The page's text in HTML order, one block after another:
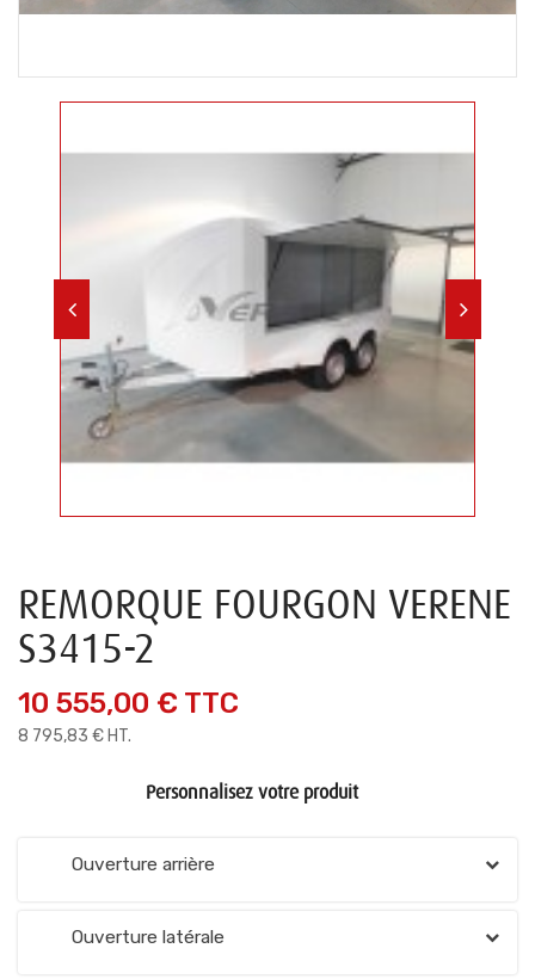
REMORQUE FOURGON VERENE
S3415-2
10 555,00 € TTC
8 795,83 € HT.
Personnalisez votre produit
Ouverture arrière
Ouverture latérale